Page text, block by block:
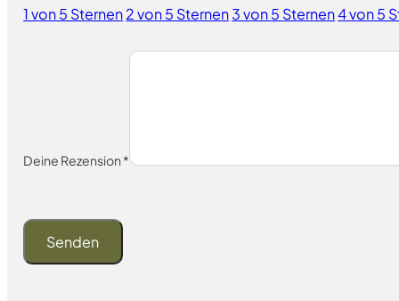
1 von 5 Sternen2 von 5 Sternen3 von 5 Sternen4 von 5
Deine Rezension*